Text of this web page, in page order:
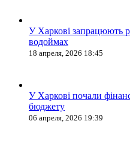
У Харкові запрацюють
водоймах
18 апреля, 2026 18:45
У Харкові почали
бюджету
06 апреля, 2026 19:39